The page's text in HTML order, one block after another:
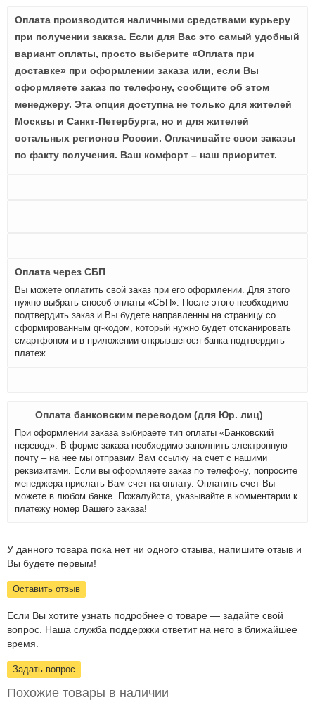
Оплата производится наличными средствами курьеру
при получении заказа. Если для Вас это самый удобный
вариант оплаты, просто выберите «Оплата при
доставке» при оформлении заказа или, если Вы
оформляете заказ по телефону, сообщите об этом
менеджеру. Эта опция доступна не только для жителей
Москвы и Санкт-Петербурга, но и для жителей
остальных регионов России. Оплачивайте свои заказы
по факту получения. Ваш комфорт – наш приоритет.
Оплата через СБП
Вы можете оплатить свой заказ при его оформлении. Для этого
нужно выбрать способ оплаты «СБП». После этого необходимо
подтвердить заказ и Вы будете направленны на страницу со
сформированным qr-кодом, который нужно будет отсканировать
смартфоном и в приложении открывшегося банка подтвердить
платеж.
Оплата банковским переводом (для Юр. лиц)
При оформлении заказа выбираете тип оплаты «Банковский
перевод». В форме заказа необходимо заполнить электронную
почту – на нее мы отправим Вам ссылку на счет с нашими
реквизитами. Если вы оформляете заказ по телефону, попросите
менеджера прислать Вам счет на оплату. Оплатить счет Вы
можете в любом банке. Пожалуйста, указывайте в комментарии к
платежу номер Вашего заказа!
У данного товара пока нет ни одного отзыва, напишите отзыв и
Вы будете первым!
Оставить отзыв
Если Вы хотите узнать подробнее о товаре — задайте свой
вопрос. Наша служба поддержки ответит на него в ближайшее
время.
Задать вопрос
Похожие товары в наличии